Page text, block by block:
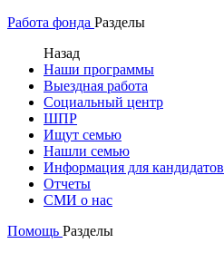
Работа фонда Разделы
Назад
Наши программы
Выездная работа
Социальный центр
ШПР
Ищут семью
Нашли семью
Информация для кандидатов
Отчеты
СМИ о нас
Помощь Разделы